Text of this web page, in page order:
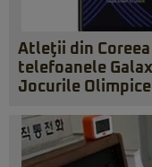
Atleţii din
telefoanele
Jocurile